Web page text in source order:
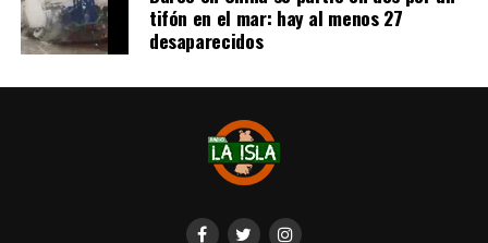
tifón en el mar: hay al menos 27
desaparecidos